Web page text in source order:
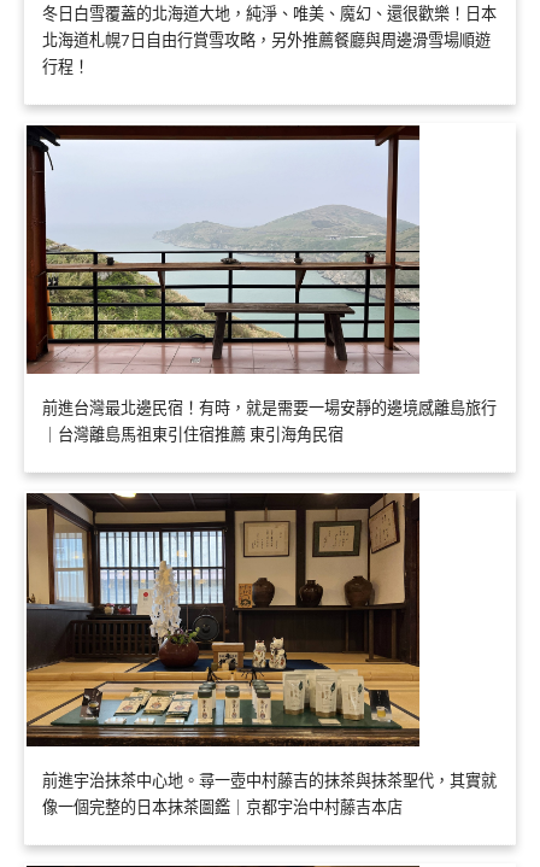
冬日白雪覆蓋的北海道大地，純淨、唯美、魔幻、還很歡樂！日本
北海道札幌7日自由行賞雪攻略，另外推薦餐廳與周邊滑雪場順遊
行程！
前進台灣最北邊民宿！有時，就是需要一場安靜的邊境感離島旅行
｜台灣離島馬祖東引住宿推薦 東引海角民宿
前進宇治抹茶中心地。尋一壺中村藤吉的抹茶與抹茶聖代，其實就
像一個完整的日本抹茶圖鑑｜京都宇治中村藤吉本店